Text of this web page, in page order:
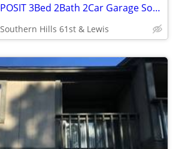
CLEAN ECT. FOR DEPOSIT 3Bed 2Bath 2Car Garage Southern Hills Home 🏆👌
Southern Hills 61st & Lewis